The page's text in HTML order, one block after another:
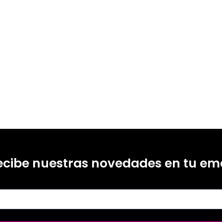
nuestras novedades en tu